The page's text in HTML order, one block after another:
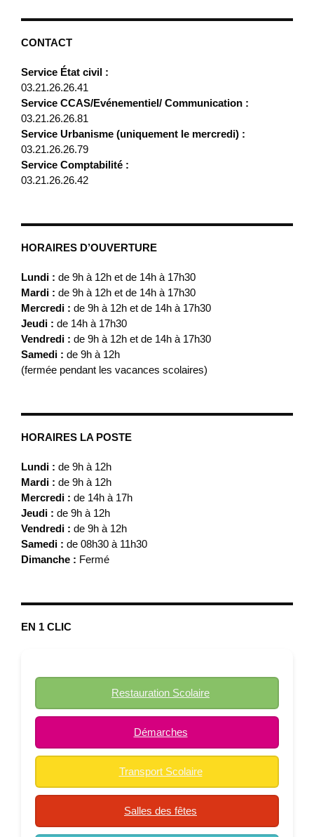
CONTACT
Service État civil :
03.21.26.26.41
Service CCAS/Evénementiel/ Communication :
03.21.26.26.81
Service Urbanisme (uniquement le mercredi) :
03.21.26.26.79
Service Comptabilité :
03.21.26.26.42
HORAIRES D’OUVERTURE
Lundi : de 9h à 12h et de 14h à 17h30
Mardi : de 9h à 12h et de 14h à 17h30
Mercredi : de 9h à 12h et de 14h à 17h30
Jeudi : de 14h à 17h30
Vendredi : de 9h à 12h et de 14h à 17h30
Samedi : de 9h à 12h
(fermée pendant les vacances scolaires)
HORAIRES LA POSTE
Lundi : de 9h à 12h
Mardi : de 9h à 12h
Mercredi : de 14h à 17h
Jeudi : de 9h à 12h
Vendredi : de 9h à 12h
Samedi : de 08h30 à 11h30
Dimanche : Fermé
EN 1 CLIC
Restauration Scolaire
Démarches
Transport Scolaire
Salles des fêtes